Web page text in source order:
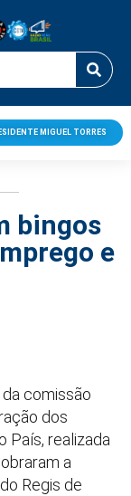
MIGUEL TORRES
bingos
e
comissão
dos
País, realizada
a
Regis de